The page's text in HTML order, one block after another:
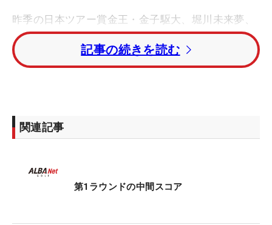
昨季の日本ツアー賞金王・金子駆大、堀川未来夢、
香妻陣一朗、生源寺龍憲、木下稜介、下家秀琉、細
野勇策は3アンダー・16位タイにつけている。
く1アンダーで後半をプレーしている。
円）。優勝者には36万ドル（約5730万円）が贈ら
記事の続きを読む
関連記事
第1ラウンドの中間スコア